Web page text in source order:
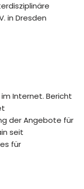
in Dresden
Internet. Bericht
der Angebote für
seit
für